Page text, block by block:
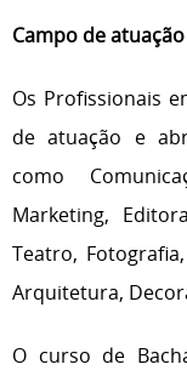
Campo de atuação
Os Profissionais
de atuação e
como
Marketing,
Teatro,
Arquitetura,
O curso de